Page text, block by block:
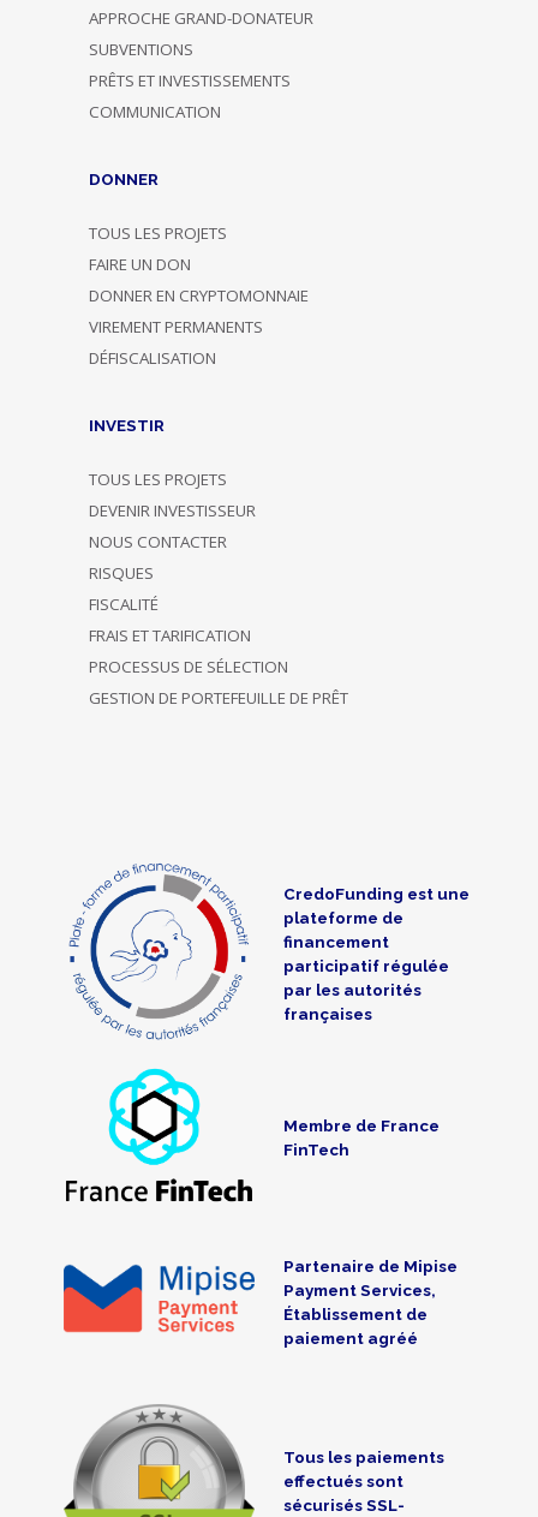
APPROCHE GRAND-DONATEUR
SUBVENTIONS
PRÊTS ET INVESTISSEMENTS
COMMUNICATION
DONNER
TOUS LES PROJETS
FAIRE UN DON
DONNER EN CRYPTOMONNAIE
VIREMENT PERMANENTS
DÉFISCALISATION
INVESTIR
TOUS LES PROJETS
DEVENIR INVESTISSEUR
NOUS CONTACTER
RISQUES
FISCALITÉ
FRAIS ET TARIFICATION
PROCESSUS DE SÉLECTION
GESTION DE PORTEFEUILLE DE PRÊT
CredoFunding est une
plateforme de
financement
participatif régulée
par les autorités
françaises
Membre de France
FinTech
Partenaire de Mipise
Payment Services,
Établissement de
paiement agréé
Tous les paiements
effectués sont
sécurisés SSL-